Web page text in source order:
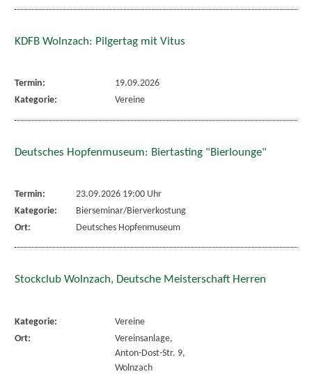
KDFB Wolnzach: Pilgertag mit Vitus
Termin:
19.09.2026
Kategorie:
Vereine
Deutsches Hopfenmuseum: Biertasting "Bierlounge"
Termin:
23.09.2026 19:00 Uhr
Kategorie:
Bierseminar/Bierverkostung
Ort:
Deutsches Hopfenmuseum
Stockclub Wolnzach, Deutsche Meisterschaft Herren
Kategorie:
Vereine
Ort:
Vereinsanlage,
Anton-Dost-Str. 9,
Wolnzach